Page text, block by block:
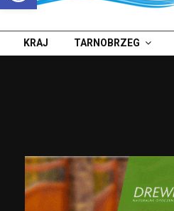
KRAJ TARNOBRZEG